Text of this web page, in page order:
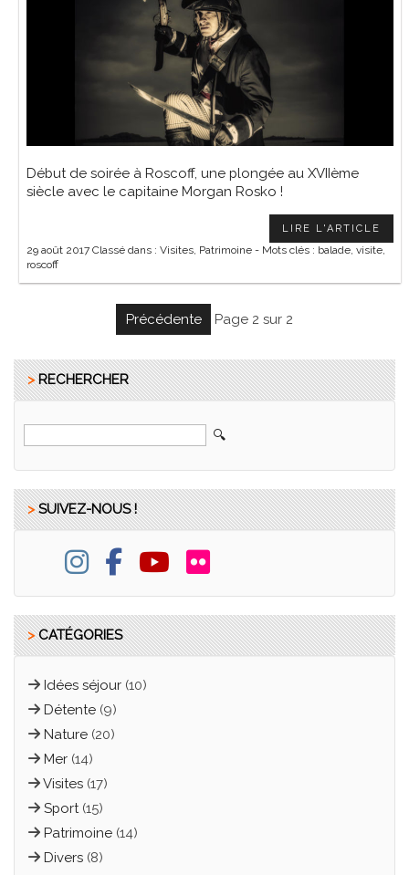
Début de soirée à Roscoff, une plongée au XVIIème
siècle avec le capitaine Morgan Rosko !
LIRE L'ARTICLE
29 août 2017Classé dans : Visites, Patrimoine- Mots clés : balade, visite,
roscoff
précédente page 2 sur 2
>RECHERCHER
>SUIVEZ-NOUS !
>CATÉGORIES
Idées séjour(10)
Détente(9)
Nature(20)
Mer(14)
Visites(17)
Sport(15)
Patrimoine(14)
Divers(8)